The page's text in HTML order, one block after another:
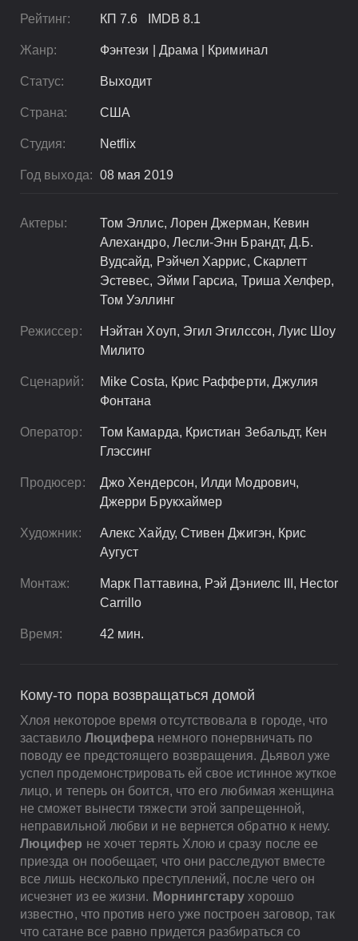
Рейтинг: КП 7.6 IMDB 8.1
Жанр: Фэнтези | Драма | Криминал
Статус: Выходит
Страна: США
Студия: Netflix
Год выхода: 08 мая 2019
Актеры:
Том Эллис, Лорен Джерман, Кевин
Алехандро, Лесли-Энн Брандт, Д.Б.
Вудсайд, Рэйчел Харрис, Скарлетт
Эстевес, Эйми Гарсиа, Триша Хелфер,
Том Уэллинг
Режиссер:
Нэйтан Хоуп, Эгил Эгилссон, Луис Шоу
Милито
Сценарий:
Mike Costa, Крис Рафферти, Джулия
Фонтана
Оператор:
Том Камарда, Кристиан Зебальдт, Кен
Глэссинг
Продюсер:
Джо Хендерсон, Илди Модрович,
Джерри Брукхаймер
Художник:
Алекс Хайду, Стивен Джигэн, Крис
Аугуст
Монтаж:
Марк Паттавина, Рэй Дэниелс III, Hector
Carrillo
Время: 42 мин.
Кому-то пора возвращаться домой
Хлоя некоторое время отсутствовала в городе, что
заставило Люцифера немного понервничать по
поводу ее предстоящего возвращения. Дьявол уже
успел продемонстрировать ей свое истинное жуткое
лицо, и теперь он боится, что его любимая женщина
не сможет вынести тяжести этой запрещенной,
неправильной любви и не вернется обратно к нему.
Люцифер не хочет терять Хлою и сразу после ее
приезда он пообещает, что они расследуют вместе
все лишь несколько преступлений, после чего он
исчезнет из ее жизни. Морнингстару хорошо
известно, что против него уже построен заговор, так
что сатане все равно придется разбираться со